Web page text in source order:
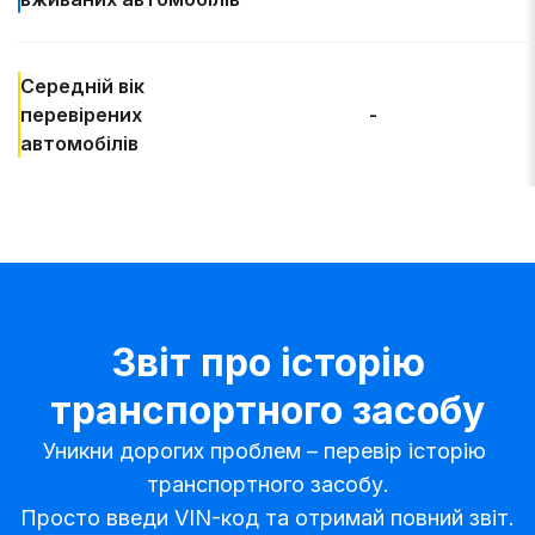
Середній вік
перевірених
автомобілів
-
Звіт про історію
транспортного засобу
Уникни дорогих проблем – перевір історію
транспортного засобу.
Просто введи VIN-код та отримай повний звіт.